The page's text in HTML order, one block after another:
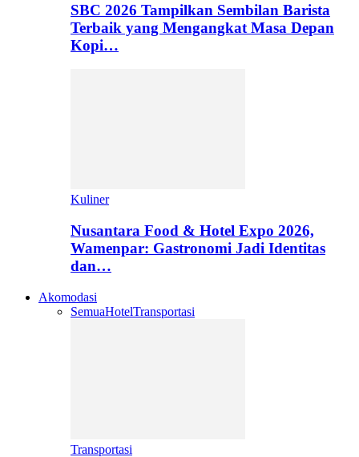
SBC 2026 Tampilkan Sembilan Barista
Terbaik yang Mengangkat Masa Depan
Kopi…
Kuliner
Nusantara Food & Hotel Expo 2026,
Wamenpar: Gastronomi Jadi Identitas
dan…
Akomodasi
SemuaHotelTransportasi
Transportasi